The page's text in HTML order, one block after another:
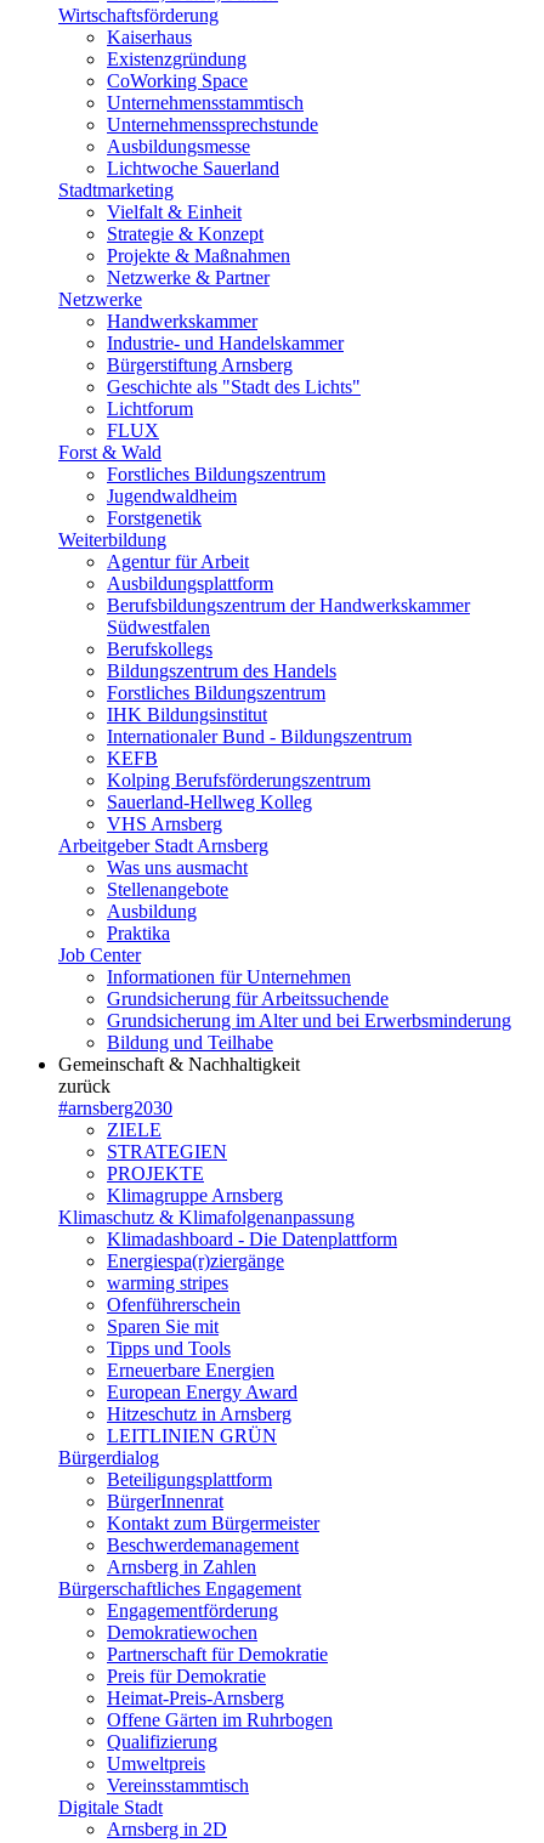
Wirtschaftsförderung
Kaiserhaus
Existenzgründung
CoWorking Space
Unternehmensstammtisch
Unternehmenssprechstunde
Ausbildungsmesse
Lichtwoche Sauerland
Stadtmarketing
Vielfalt & Einheit
Strategie & Konzept
Projekte & Maßnahmen
Netzwerke & Partner
Netzwerke
Handwerkskammer
Industrie- und Handelskammer
Bürgerstiftung Arnsberg
Geschichte als "Stadt des Lichts"
Lichtforum
FLUX
Forst & Wald
Forstliches Bildungszentrum
Jugendwaldheim
Forstgenetik
Weiterbildung
Agentur für Arbeit
Ausbildungsplattform
Berufsbildungszentrum der Handwerkskammer
Südwestfalen
Berufskollegs
Bildungszentrum des Handels
Forstliches Bildungszentrum
IHK Bildungsinstitut
Internationaler Bund - Bildungszentrum
KEFB
Kolping Berufsförderungszentrum
Sauerland-Hellweg Kolleg
VHS Arnsberg
Arbeitgeber Stadt Arnsberg
Was uns ausmacht
Stellenangebote
Ausbildung
Praktika
Job Center
Informationen für Unternehmen
Grundsicherung für Arbeitssuchende
Grundsicherung im Alter und bei Erwerbsminderung
Bildung und Teilhabe
Gemeinschaft & Nachhaltigkeit
zurück
#arnsberg2030
ZIELE
STRATEGIEN
PROJEKTE
Klimagruppe Arnsberg
Klimaschutz & Klimafolgenanpassung
Klimadashboard - Die Datenplattform
Energiespa(r)ziergänge
warming stripes
Ofenführerschein
Sparen Sie mit
Tipps und Tools
Erneuerbare Energien
European Energy Award
Hitzeschutz in Arnsberg
LEITLINIEN GRÜN
Bürgerdialog
Beteiligungsplattform
BürgerInnenrat
Kontakt zum Bürgermeister
Beschwerdemanagement
Arnsberg in Zahlen
Bürgerschaftliches Engagement
Engagementförderung
Demokratiewochen
Partnerschaft für Demokratie
Preis für Demokratie
Heimat-Preis-Arnsberg
Offene Gärten im Ruhrbogen
Qualifizierung
Umweltpreis
Vereinsstammtisch
Digitale Stadt
Arnsberg in 2D